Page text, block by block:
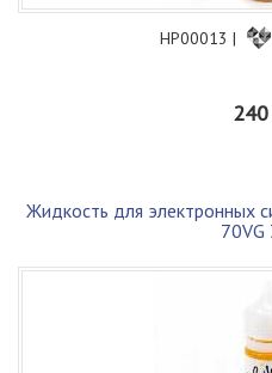
HP00013 |
240
Жидкость для электронных
70VG